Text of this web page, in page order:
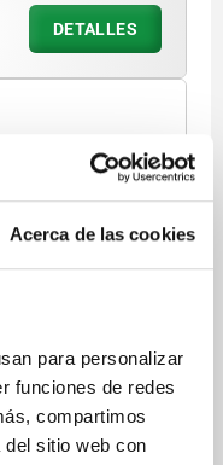
Acerca de las cookies
para personalizar
funciones de redes
compartimos
del sitio web con
DETALLES
LARGA,
NEGRO